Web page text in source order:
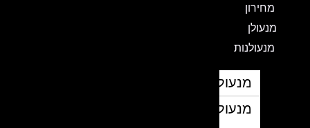
מחירון
מנעולן
מנעולנות
מנעולן
מנעולן